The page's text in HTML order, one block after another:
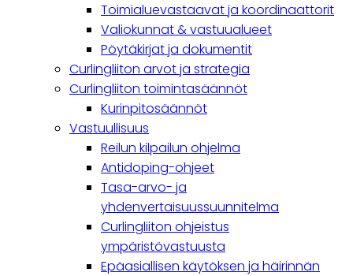
Toimialuevastaavat ja koordinaattorit
Valiokunnat & vastuualueet
Pöytäkirjat ja dokumentit
Curlingliiton arvot ja strategia
Curlingliiton toimintasäännöt
Kurinpitosäännöt
Vastuullisuus
Reilun kilpailun ohjelma
Antidoping-ohjeet
Tasa-arvo- ja
yhdenvertaisuussuunnitelma
Curlingliiton ohjeistus
ympäristövastuusta
Epäasiallisen käytöksen ja häirinnän